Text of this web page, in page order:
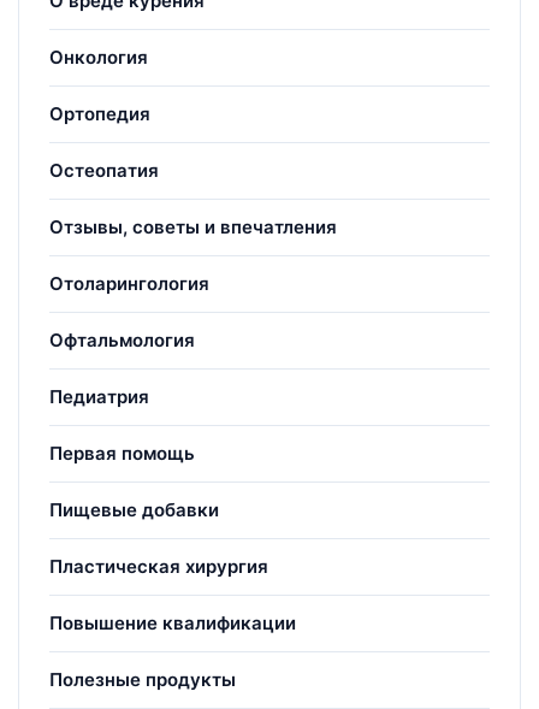
Онкология
Ортопедия
Остеопатия
Отзывы, советы и впечатления
Отоларингология
Офтальмология
Педиатрия
Первая помощь
Пищевые добавки
Пластическая хирургия
Повышение квалификации
Полезные продукты